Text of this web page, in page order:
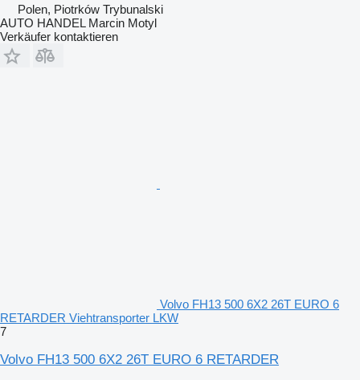
Polen, Piotrków Trybunalski
AUTO HANDEL Marcin Motyl
Verkäufer kontaktieren
Volvo FH13 500 6X2 26T EURO 6
RETARDER Viehtransporter LKW
7
Volvo FH13 500 6X2 26T EURO 6 RETARDER